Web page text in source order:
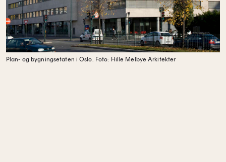
Plan- og bygningsetaten i Oslo. Foto: Hille Melbye Arkitekter